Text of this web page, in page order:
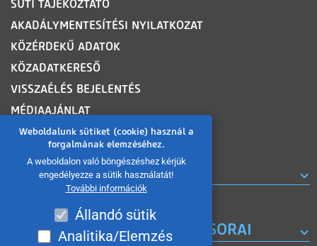
Weboldalunk sütiket (cookie) használ a
forgalmának elemzéséhez.
A weboldalon való böngészéshez kérjük
engedélyezze a sütik használatát!
További információk
Állandó sütik
Analitika/Elemzés
SÜTI TÁJÉKOZTATÓ
AKADÁLYMENTESÍTÉSI NYILATKOZAT
KÖZÉRDEKŰ ADATOK
KÖZADATKERESŐ
VISSZAÉLÉS BEJELENTÉS
MÉDIAAJÁNLAT
OLDALTÉRKÉP
ROVATOK
A MISKOLC TV KORÁBBI MŰSORAI